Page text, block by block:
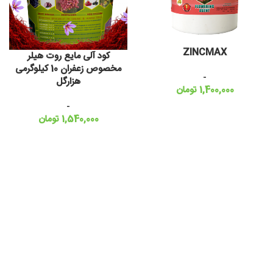
ZINCMAX
-
1,400,000تومان
کود آلی مایع روت هیلر
مخصوص زعفران 10 کیلوگرمی
هزارگل
-
1,540,000تومان